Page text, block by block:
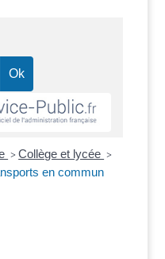
> Collège et lycée >
en commun